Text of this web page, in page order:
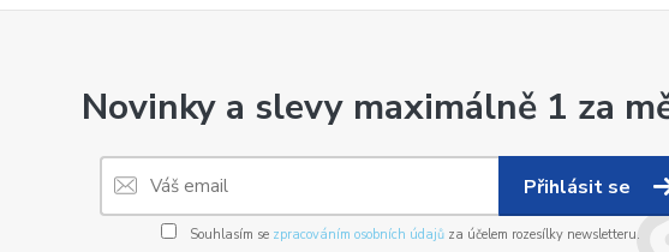
Novinky a slevy maximálně 1 za
Přihlásit se
Souhlasím se zpracováním osobních údajůza účelem rozesílky newsletteru.